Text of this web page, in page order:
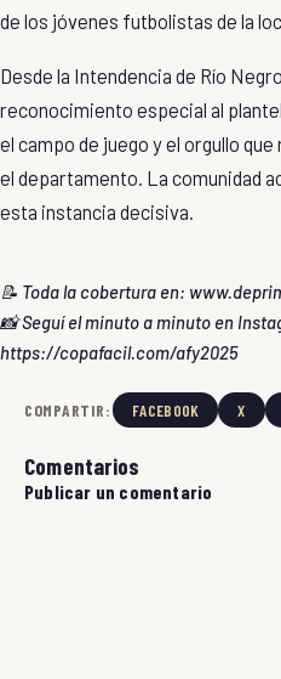
de los jóvenes futbolistas de la
Desde la Intendencia de Río
reconocimiento especial al
el campo de juego y el orgullo
el departamento. La comunidad
esta instancia decisiva.
📝 Toda la cobertura en:
📸 Seguí el minuto a minuto en
https://copafacil.com/afy2025
COMPARTIR: FACEBOOK X
Comentarios
Publicar un comentario